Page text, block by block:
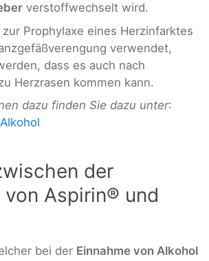
verstoffwechselt wird.
Prophylaxe eines Herzinfarktes
verwendet,
dass es auch nach
Herzrasen kommen kann.
dazu finden Sie dazu unter:
der
von Aspirin® und
bei der Einnahme von Alkohol